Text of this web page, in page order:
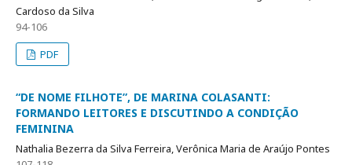
Cardoso da Silva
94-106
PDF
“DE NOME FILHOTE”, DE MARINA COLASANTI:
FORMANDO LEITORES E DISCUTINDO A CONDIÇÃO
FEMININA
Nathalia Bezerra da Silva Ferreira, Verônica Maria de Araújo Pontes